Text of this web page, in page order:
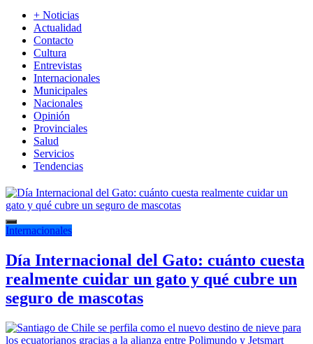
+ Noticias
Actualidad
Contacto
Cultura
Entrevistas
Internacionales
Municipales
Nacionales
Opinión
Provinciales
Salud
Servicios
Tendencias
Internacionales
Día Internacional del Gato: cuánto cuesta
realmente cuidar un gato y qué cubre un
seguro de mascotas